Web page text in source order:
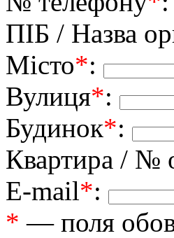
ПІБ / Назва
Місто*:
Вулиця*:
Будинок*:
Квартира / №
E-mail*:
* — поля